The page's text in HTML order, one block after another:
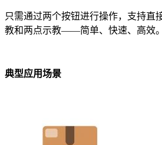
只需通过两个按钮进行操作，支持直
教和两点示教——简单、快速、高效。
典型应用场景